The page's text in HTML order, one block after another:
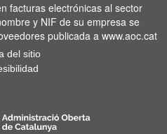
facturas electrónicas al sector
y NIF de su empresa se
publicada a www.aoc.cat
del sitio